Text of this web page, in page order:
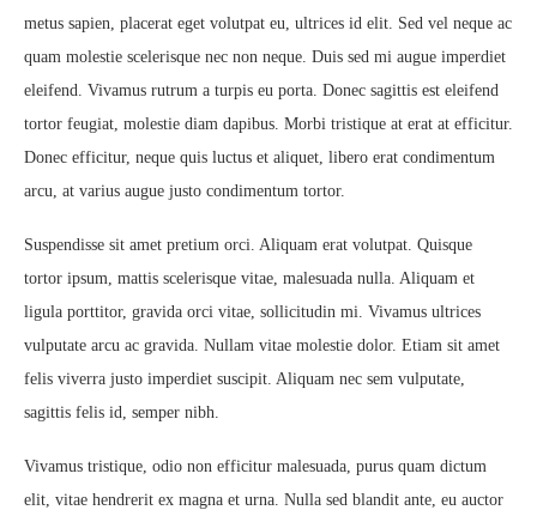
metus sapien, placerat eget volutpat eu, ultrices id elit. Sed vel neque ac
quam molestie scelerisque nec non neque. Duis sed mi augue imperdiet
eleifend. Vivamus rutrum a turpis eu porta. Donec sagittis est eleifend
tortor feugiat, molestie diam dapibus. Morbi tristique at erat at efficitur.
Donec efficitur, neque quis luctus et aliquet, libero erat condimentum
arcu, at varius augue justo condimentum tortor.
Suspendisse sit amet pretium orci. Aliquam erat volutpat. Quisque
tortor ipsum, mattis scelerisque vitae, malesuada nulla. Aliquam et
ligula porttitor, gravida orci vitae, sollicitudin mi. Vivamus ultrices
vulputate arcu ac gravida. Nullam vitae molestie dolor. Etiam sit amet
felis viverra justo imperdiet suscipit. Aliquam nec sem vulputate,
sagittis felis id, semper nibh.
Vivamus tristique, odio non efficitur malesuada, purus quam dictum
elit, vitae hendrerit ex magna et urna. Nulla sed blandit ante, eu auctor